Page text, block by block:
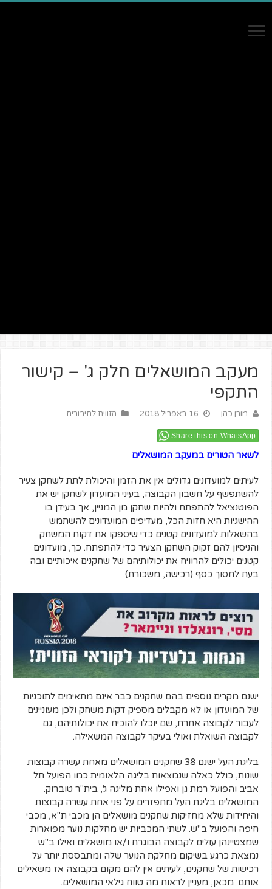
מעקב המושאלים חלק ג' – קישור
התקפי
מורן כהן 16 באפריל 2018 הזווית לחיבורים
Share this on WhatsApp
לשאר הטורים במעקב המושאלים
לעיתים למועדונים גדולים אין את הזמן והיכולת לתת לשחקן צעיר
להשתפשף על חשבון הקבוצה, בעיני המועדון לשחקן יש את
הפוטנציאל להתפתח ולהיות שחקן מן המניין, אך בעידן בו
ההישגיות היא חזות הכל, מעדיפים המועדונים להשתמש
בהשאלות למועדונים קטנים כדי שיספקו את דקות המשחק
והניסיון להם זקוק השחקן הצעיר כדי להתפתח. כך, מועדונים
קטנים יכולים להרוויח את יכולותיהם של שחקנים איכותיים ובה
בעת לחסוך כסף (רכישה, משכורת).
ישנם מקרים נוספים בהם שחקנים כבר אינם מתאימים לתוכניות
של המועדון או לא מקבלים מספיק דקות משחק ולכן מעוניינים
לעבור לקבוצה אחרת, שם יוכלו להוכיח את יכולותיהם, גם
לקבוצה השואלת ואולי בעיקר לקבוצה המשאילה.
בליגת העל ישנם 38 שחקנים המושאלים מאחת עשרה קבוצות
שונות, כולל כאלה שנמצאות בליגה הלאומית כמו הפועל תל
אביב והפועל רמת גן ואפילו אחת מליגה ג', בית"ר טוברוק.
המושאלים בליגת העל מתפזרים על פני אחת עשרה קבוצות
והיחידות שלא מחזיקות שחקנים מושאלים הן מכבי ת"א, מכבי
חיפה והפועל ב"ש. לשתי המכביות יש מחלקות נוער מפוארות
שמצטיינהן עולים לקבוצה הבוגרת ו/או מושאלים ואילו ב"ש
נמצאת כרגע בשיקום מחלקת הנוער שלה ומתבססת יותר על
רכישות של שחקנים, לעיתים אין להם מקום בקבוצה אז משאילים
אותם. מכאן, מעניין לראות מה טווח גילאי המושאלים.